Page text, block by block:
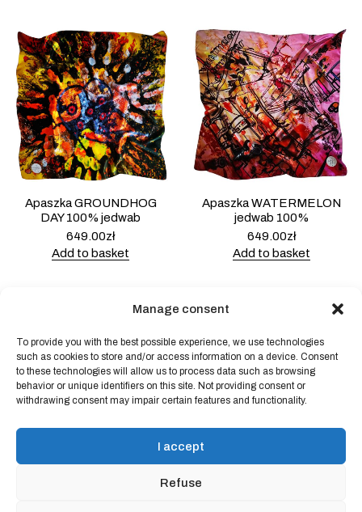
Manage consent
To provide you with the best possible experience, we use technologies
such as cookies to store and/or access information on a device. Consent
to these technologies will allow us to process data such as browsing
behavior or unique identifiers on this site. Not providing consent or
withdrawing consent may impair certain features and functionality.
I accept
Refuse
Apaszka GROUNDHOG
DAY 100% jedwab
649.00zł
Add to basket
Apaszka WATERMELON
jedwab 100%
649.00zł
Add to basket
Powered byBlock Shop.
shop
contact